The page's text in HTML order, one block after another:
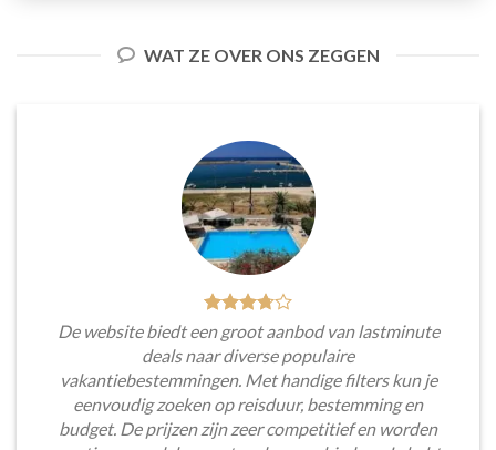
WAT ZE OVER ONS ZEGGEN
De website biedt een groot aanbod van lastminute
deals naar diverse populaire
vakantiebestemmingen. Met handige filters kun je
eenvoudig zoeken op reisduur, bestemming en
budget. De prijzen zijn zeer competitief en worden